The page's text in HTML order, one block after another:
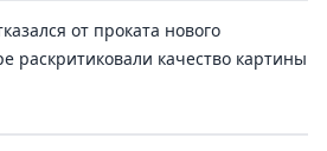
от проката нового
раскритиковали качество картины